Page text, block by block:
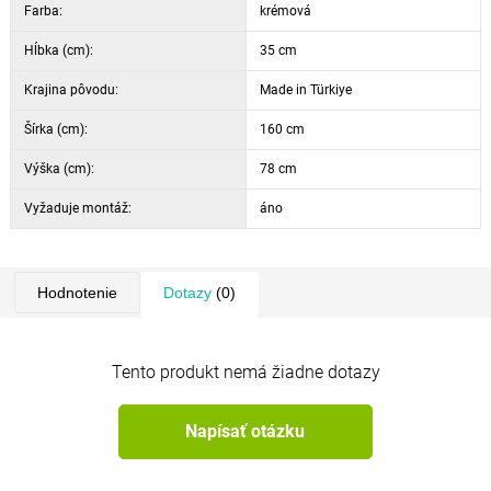
Farba: krémová
Hĺbka (cm): 35 cm
Krajina pôvodu: Made in Türkiye
Šírka (cm): 160 cm
Výška (cm): 78 cm
Vyžaduje montáž: áno
Hodnotenie Dotazy(0)
Tento produkt nemá žiadne dotazy
Napísať otázku